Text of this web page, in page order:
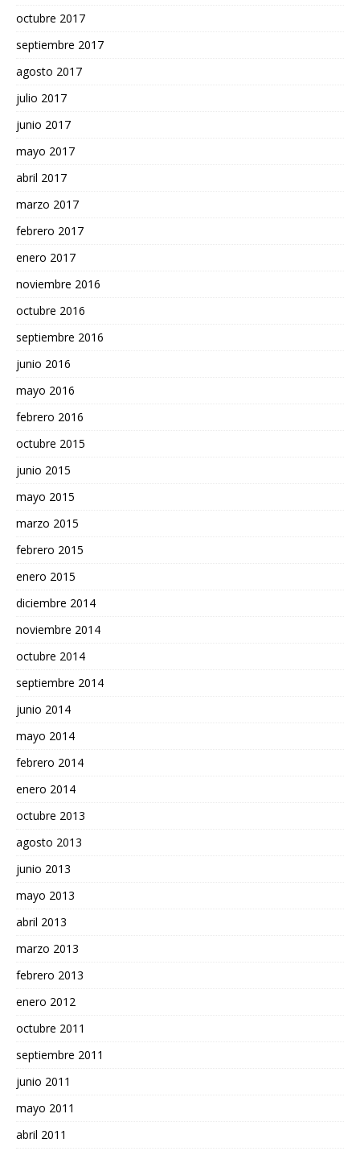
octubre 2017
septiembre 2017
agosto 2017
julio 2017
junio 2017
mayo 2017
abril 2017
marzo 2017
febrero 2017
enero 2017
noviembre 2016
octubre 2016
septiembre 2016
junio 2016
mayo 2016
febrero 2016
octubre 2015
junio 2015
mayo 2015
marzo 2015
febrero 2015
enero 2015
diciembre 2014
noviembre 2014
octubre 2014
septiembre 2014
junio 2014
mayo 2014
febrero 2014
enero 2014
octubre 2013
agosto 2013
junio 2013
mayo 2013
abril 2013
marzo 2013
febrero 2013
enero 2012
octubre 2011
septiembre 2011
junio 2011
mayo 2011
abril 2011